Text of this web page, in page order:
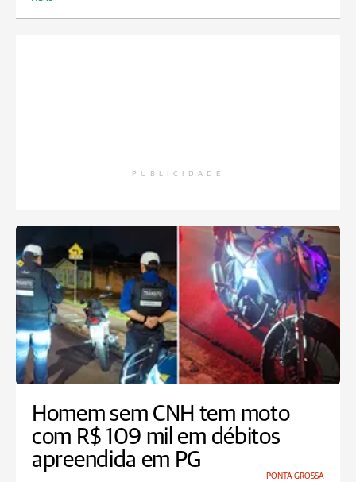
PUBLICIDADE
Homem sem CNH tem moto
com R$ 109 mil em débitos
apreendida em PG
PONTA GROSSA